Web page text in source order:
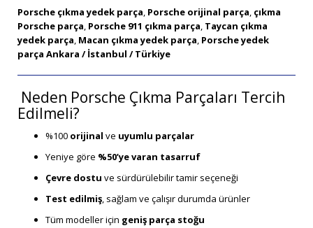
Porsche çıkma yedek parça, Porsche orijinal parça, çıkma
Porsche parça, Porsche 911 çıkma parça, Taycan çıkma
yedek parça, Macan çıkma yedek parça, Porsche yedek
parça Ankara / İstanbul / Türkiye
Neden Porsche Çıkma Parçaları Tercih
Edilmeli?
%100 orijinal ve uyumlu parçalar
Yeniye göre %50’ye varan tasarruf
Çevre dostu ve sürdürülebilir tamir seçeneği
Test edilmiş, sağlam ve çalışır durumda ürünler
Tüm modeller için geniş parça stoğu